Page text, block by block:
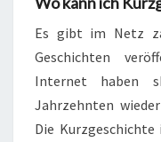
Es gibt im Netz
Geschichten
Internet haben
Jahrzehnten
Die Kurzgeschichte